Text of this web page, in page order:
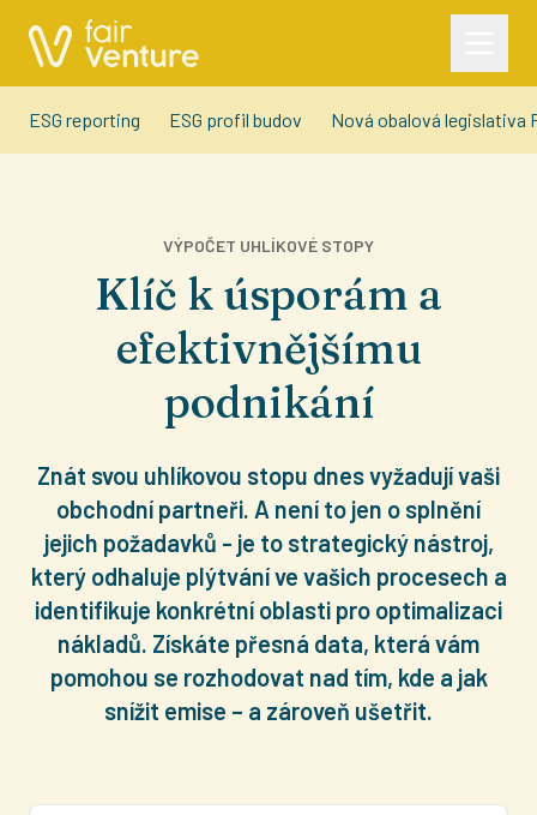
ESG reporting ESG profil budov Nová obalová legislativa
VÝPOČET UHLÍKOVÉ STOPY
Klíč k úsporám a
efektivnějšímu
podnikání
Znát svou uhlíkovou stopu dnes vyžadují vaši
obchodní partneři. A není to jen o splnění
jejich požadavků - je to strategický nástroj,
který odhaluje plýtvání ve vašich procesech a
identifikuje konkrétní oblasti pro optimalizaci
nákladů. Získáte přesná data, která vám
pomohou se rozhodovat nad tím, kde a jak
snížit emise – a zároveň ušetřit.